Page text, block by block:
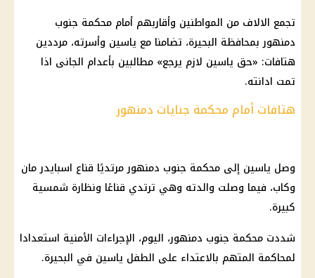
تجمع الالاف من المواطنين وأقاربهم أمام محكمة جنوب
دمنهور بمحافظة البحيرة، تضامنا مع ياسين وأسرته، مرددين
هتافات: «حق ياسين لازم يرجع» مطالبين بأعدام الجانى اذا
تمت ادانته.
هتافات أمام محكمة جنايات دمنهور
وصل ياسين إلى محكمة جنوب دمنهور مرتديًا قناع اسبايدر مان
وكاب، فيما وصلت والدته وهي ترتدي قناعًا ونظارة شمسية
كبيرة.
شددت محكمة جنوب دمنهور، اليوم، الإجراءات الأمنية استعدادا
لمحاكمة المتهم بالاعتداء على الطفل ياسين في البحيرة.